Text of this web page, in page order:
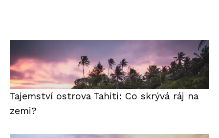
Tajemství ostrova Tahiti: Co skrývá ráj na
zemi?